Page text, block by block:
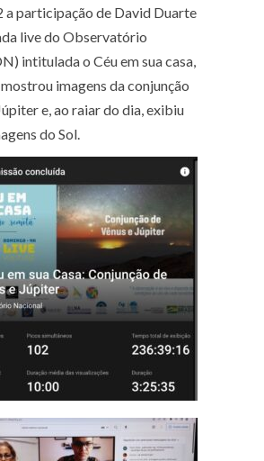
participação de David Duarte
live do Observatório
intitulada o Céu em sua casa,
imagens da conjunção
e, ao raiar do dia, exibiu
do Sol.